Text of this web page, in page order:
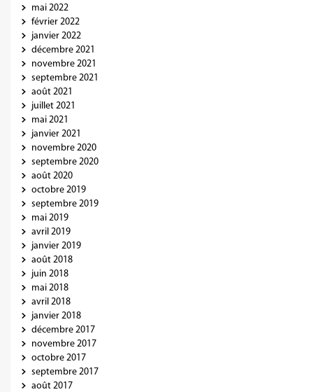
mai 2022
février 2022
janvier 2022
décembre 2021
novembre 2021
septembre 2021
août 2021
juillet 2021
mai 2021
janvier 2021
novembre 2020
septembre 2020
août 2020
octobre 2019
septembre 2019
mai 2019
avril 2019
janvier 2019
août 2018
juin 2018
mai 2018
avril 2018
janvier 2018
décembre 2017
novembre 2017
octobre 2017
septembre 2017
août 2017